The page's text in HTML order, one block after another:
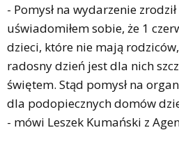
- Pomysł na wydarzenie
uświadomiłem sobie, że 1
dzieci, które nie mają
radosny dzień jest dla nich
świętem. Stąd pomysł na
dla podopiecznych domów
- mówi Leszek Kumański z